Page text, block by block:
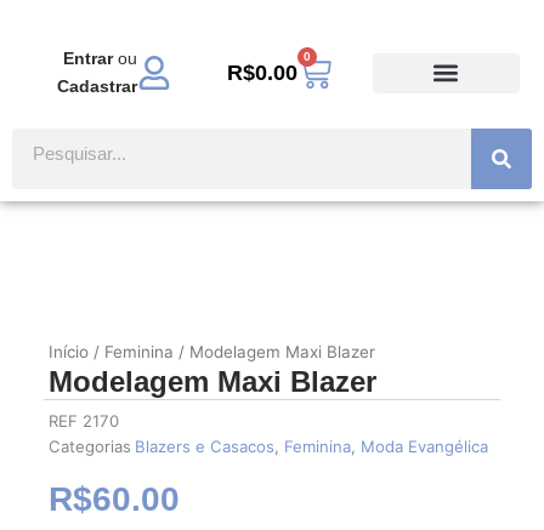
Entrarou
Cadastrar
R$0.00
0
Carrinho
Início / Feminina / Modelagem Maxi Blazer
Modelagem Maxi Blazer
REF 2170
Categorias Blazers e Casacos Feminina Moda Evangélica
R$60.00